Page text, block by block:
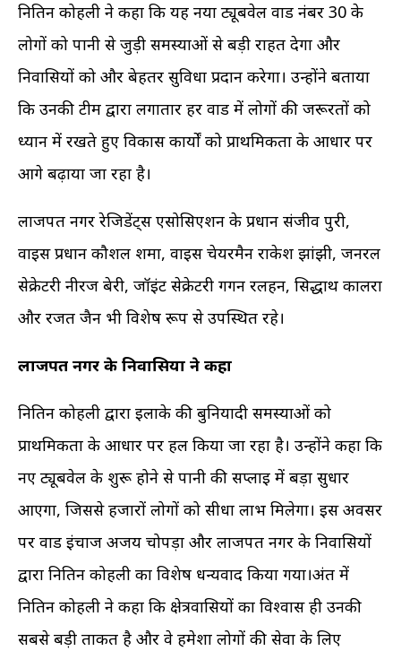
नितिन कोहली ने कहा कि यह नया ट्यूबवेल वार्ड नंबर 30 के
लोगों को पानी से जुड़ी समस्याओं से बड़ी राहत देगा और
निवासियों को और बेहतर सुविधा प्रदान करेगा। उन्होंने बताया
कि उनकी टीम द्वारा लगातार हर वार्ड में लोगों की जरूरतों को
ध्यान में रखते हुए विकास कार्यों को प्राथमिकता के आधार पर
आगे बढ़ाया जा रहा है।
लाजपत नगर रेजिडेंट्स एसोसिएशन के प्रधान संजीव पुरी,
वाइस प्रधान कौशल शर्मा, वाइस चेयरमैन राकेश झांझी, जनरल
सेक्रेटरी नीरज बेरी, जॉइंट सेक्रेटरी गगन रलहन, सिद्धार्थ कालरा
और रजत जैन भी विशेष रूप से उपस्थित रहे।
लाजपत नगर के निवासियों ने कहा
नितिन कोहली द्वारा इलाके की बुनियादी समस्याओं को
प्राथमिकता के आधार पर हल किया जा रहा है। उन्होंने कहा कि
नए ट्यूबवेल के शुरू होने से पानी की सप्लाई में बड़ा सुधार
आएगा, जिससे हजारों लोगों को सीधा लाभ मिलेगा। इस अवसर
पर वार्ड इंचार्ज अजय चोपड़ा और लाजपत नगर के निवासियों
द्वारा नितिन कोहली का विशेष धन्यवाद किया गया।अंत में
नितिन कोहली ने कहा कि क्षेत्रवासियों का विश्वास ही उनकी
सबसे बड़ी ताकत है और वे हमेशा लोगों की सेवा के लिए